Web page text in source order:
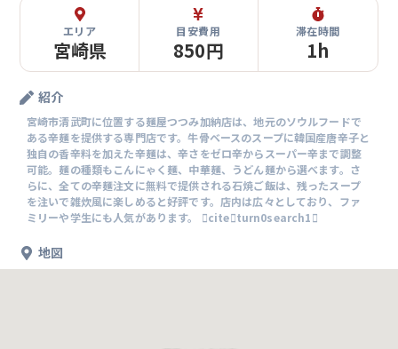
エリア
宮崎県
目安費用
850円
滞在時間
1h
紹介
宮崎市清武町に位置する麺屋つつみ加納店は、地元のソウルフードで
ある辛麺を提供する専門店です。牛骨ベースのスープに韓国産唐辛子と
独自の香辛料を加えた辛麺は、辛さをゼロ辛からスーパー辛まで調整
可能。麺の種類もこんにゃく麺、中華麺、うどん麺から選べます。さ
らに、全ての辛麺注文に無料で提供される石焼ご飯は、残ったスープ
を注いで雑炊風に楽しめると好評です。店内は広々としており、ファ
ミリーや学生にも人気があります。 citeturn0search1
地図